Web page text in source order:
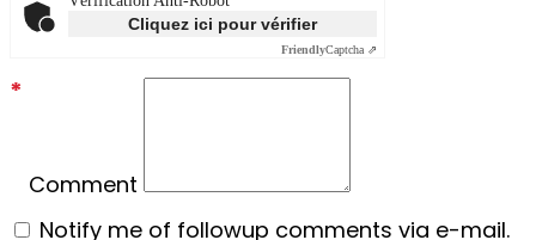
Cliquez ici pour vérifier
FriendlyCaptcha ⇗
Comment
*
Notify me of followup comments via e-mail.